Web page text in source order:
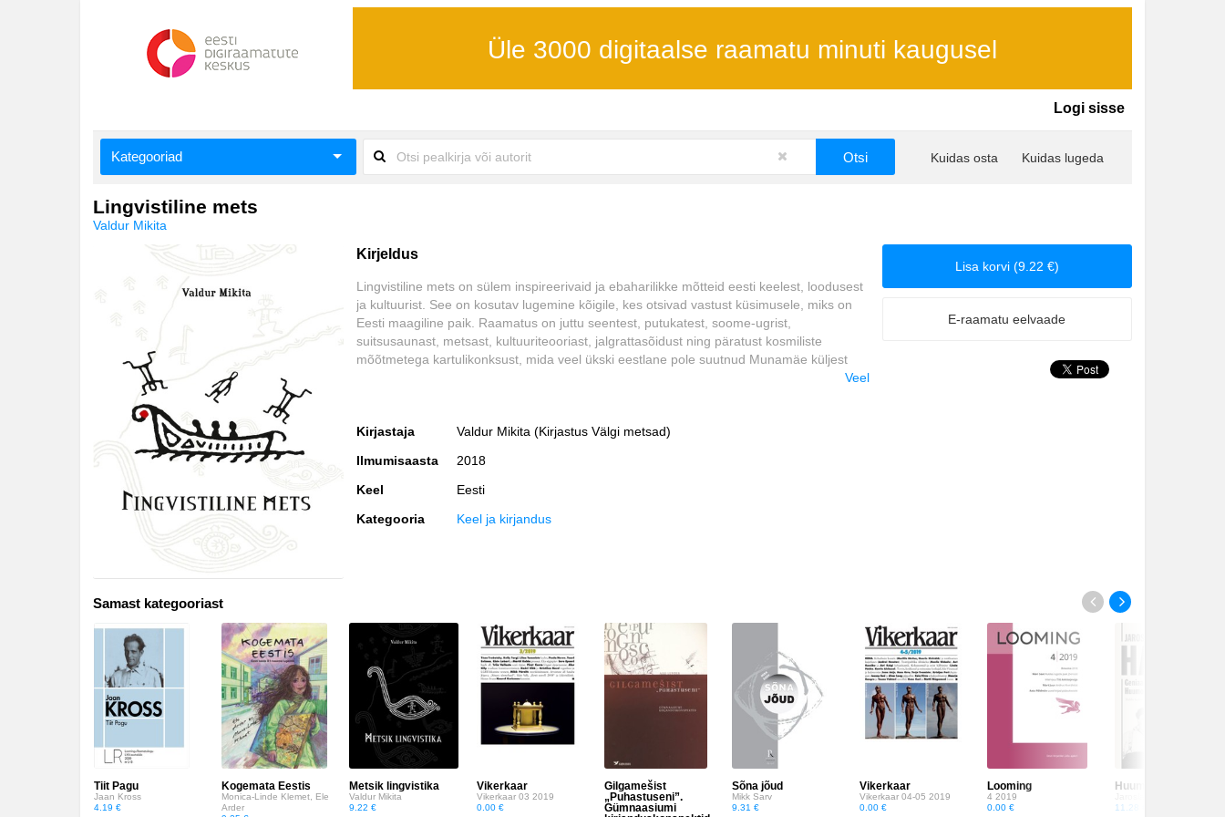
Üle 3000 digitaalse raamatu minuti kaugusel
Logi sisse
Kategooriad
Aimeraamatud lastele ja noortele
Arvutid
Biograafiad ja memuaarid
Disain
Eesti autorid
Esoteerika
Etenduskunstid
Fantaasia
Filosoofia ja eetika
Fotograafia
Haridus
Kuidas osta Kuidas lugeda
Lingvistiline mets
Valdur Mikita
Lisa korvi (9.22 €)
E-raamatu eelvaade
Kirjeldus
Lingvistiline mets on sülem inspireerivaid ja ebaharilikke mõtteid eesti keelest, loodusest
ja kultuurist. See on kosutav lugemine kõigile, kes otsivad vastust küsimusele, miks on
Eesti maagiline paik. Raamatus on juttu seentest, putukatest, soome-ugrist,
suitsusaunast, metsast, kultuuriteooriast, jalgrattasõidust ning päratust kosmiliste
mõõtmetega kartulikonksust, mida veel ükski eestlane pole suutnud Munamäe küljest
Veel
Kirjastaja
Valdur Mikita (Kirjastus Välgi metsad)
Ilmumisaasta
2018
Keel
Eesti
Kategooria
Keel ja kirjandus
Samast kategooriast
Tiit Pagu
Jaan Kross
4.19 €
Kogemata Eestis
Monica-Linde Klemet, Ele
Arder
Metsik lingvistika
Valdur Mikita
9.22 €
Vikerkaar
Vikerkaar 03 2019
0.00 €
Gilgamešist
„Puhastuseni”.
Gümnaasiumi
Sõna jõud
Mikk Sarv
9.31 €
Vikerkaar
Vikerkaar 04-05 2019
0.00 €
Looming
4 2019
0.00 €
Huumori kool
11.28 €